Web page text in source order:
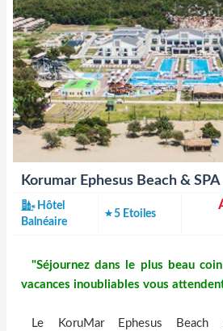
Korumar Ephesus Beach & SPA
Hôtel
Balnéaire
5 Etoiles
"Séjournez dans le plus beau
vacances inoubliables vous
Le KoruMar Ephesus